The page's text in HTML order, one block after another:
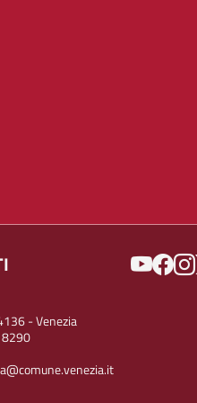
- Venezia